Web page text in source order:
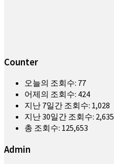
Counter
오늘의 조회수: 77
어제의 조회수: 424
지난 7일간 조회수: 1,028
지난 30일간 조회수: 2,635
총 조회수: 125,653
Admin